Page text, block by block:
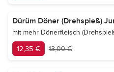
Dürüm Döner (Drehspieß)
mit mehr Dönerfleisch
12,35 € 13,00 €